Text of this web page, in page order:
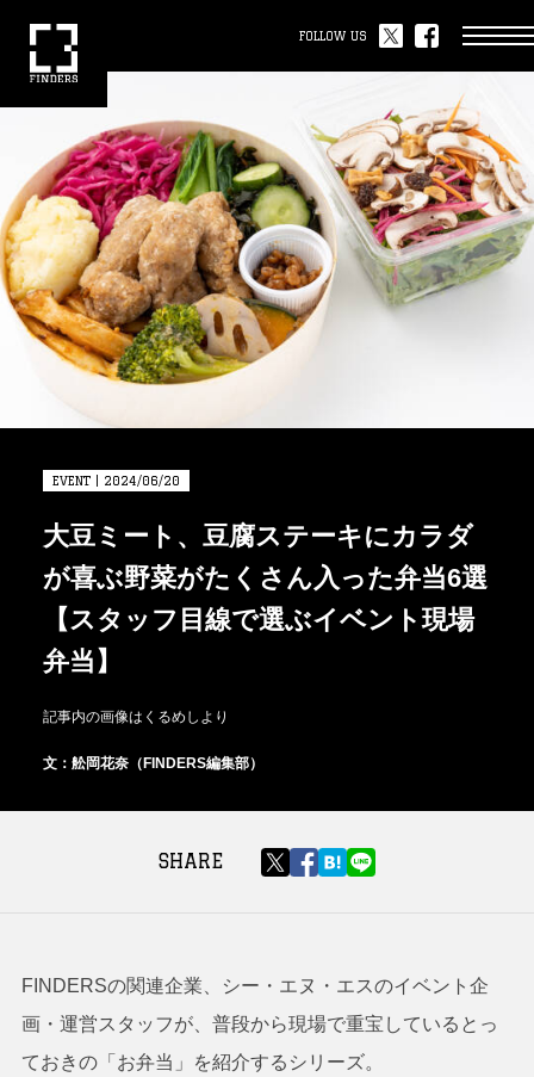
FOLLOW US
EVENT | 2024/06/20
大豆ミート、豆腐ステーキにカラダ
が喜ぶ野菜がたくさん入った弁当6選
【スタッフ目線で選ぶイベント現場
弁当】
記事内の画像はくるめしより
文：舩岡花奈（FINDERS編集部）
SHARE
FINDERSの関連企業、シー・エヌ・エスのイベント企
画・運営スタッフが、普段から現場で重宝しているとっ
ておきの「お弁当」を紹介するシリーズ。